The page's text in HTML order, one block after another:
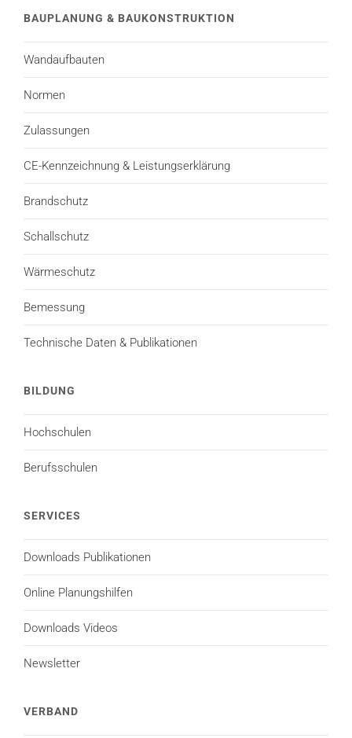
BAUPLANUNG & BAUKONSTRUKTION
Wandaufbauten
Normen
Zulassungen
CE-Kennzeichnung & Leistungserklärung
Brandschutz
Schallschutz
Wärmeschutz
Bemessung
Technische Daten & Publikationen
BILDUNG
Hochschulen
Berufsschulen
SERVICES
Downloads Publikationen
Online Planungshilfen
Downloads Videos
Newsletter
VERBAND